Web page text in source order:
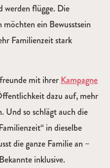
werden flügge. Die
ein Bewusstsein
Familienzeit stark
mit ihrerKampagne
dazu auf, mehr
Und so schlägt auch die
in dieselbe
die ganze Familie an –
inklusive.